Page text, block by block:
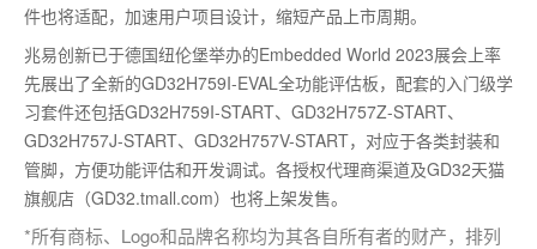
件也将适配，加速用户项目设计，缩短产品上市周期。
兆易创新已于德国纽伦堡举办的Embedded World 2023展会上率
先展出了全新的GD32H759I-EVAL全功能评估板，配套的入门级学
习套件还包括GD32H759I-START、GD32H757Z-START、
GD32H757J-START、GD32H757V-START，对应于各类封装和
管脚，方便功能评估和开发调试。各授权代理商渠道及GD32天猫
旗舰店（GD32.tmall.com）也将上架发售。
*所有商标、Logo和品牌名称均为其各自所有者的财产，排列